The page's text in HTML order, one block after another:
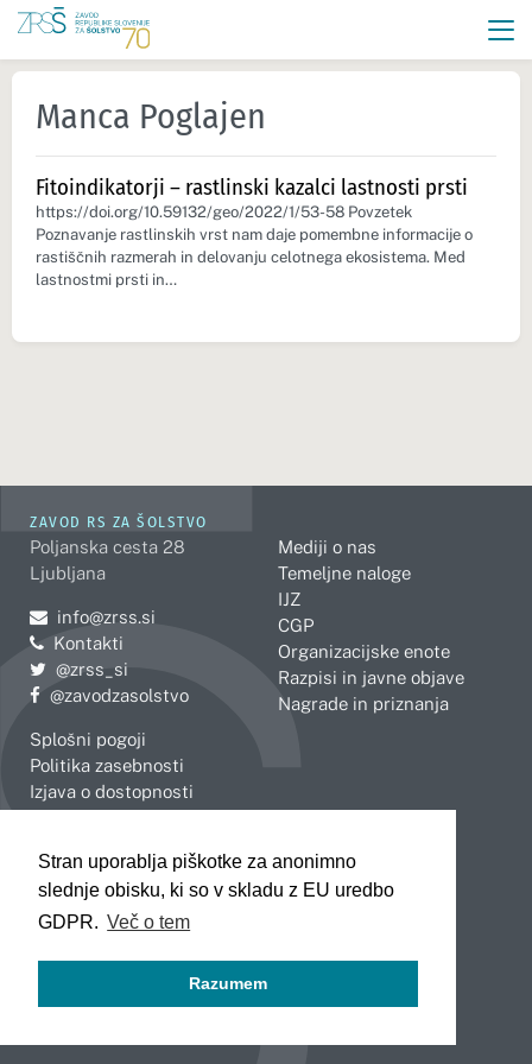
Stran uporablja piškotke za anonimno
slednje obisku, ki so v skladu z EU uredbo
GDPR. Več o tem
Razumem
Manca Poglajen
Fitoindikatorji – rastlinski kazalci lastnosti prsti
https://doi.org/10.59132/geo/2022/1/53-58 Povzetek
Poznavanje rastlinskih vrst nam daje pomembne informacije o
rastiščnih razmerah in delovanju celotnega ekosistema. Med
lastnostmi prsti in…
ZAVOD RS ZA ŠOLSTVO
Poljanska cesta 28
Ljubljana
Pošljite e-mail na
info@zrss.si
Kontakti
Pojdite na Twitter:
@zrss_si
Pojdite na Facebook:
@zavodzasolstvo
Splošni pogoji
Politika zasebnosti
Izjava o dostopnosti
Mediji o nas
Temeljne naloge
IJZ
CGP
Organizacijske enote
Razpisi in javne objave
Nagrade in priznanja
Celje
Koper
Kranj
Novo mesto
Slovenj Gradec